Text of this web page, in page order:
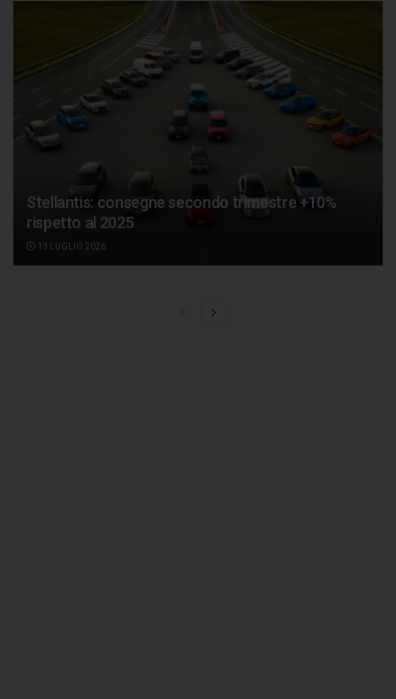
Stellantis: consegne secondo trimestre +10%
rispetto al 2025
13 LUGLIO 2026